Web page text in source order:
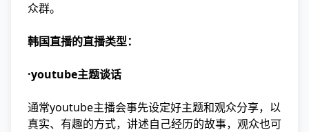
众群。
韩国直播的直播类型：
·youtube主题谈话
通常youtube主播会事先设定好主题和观众分享，以
真实、有趣的方式，讲述自己经历的故事，观众也可